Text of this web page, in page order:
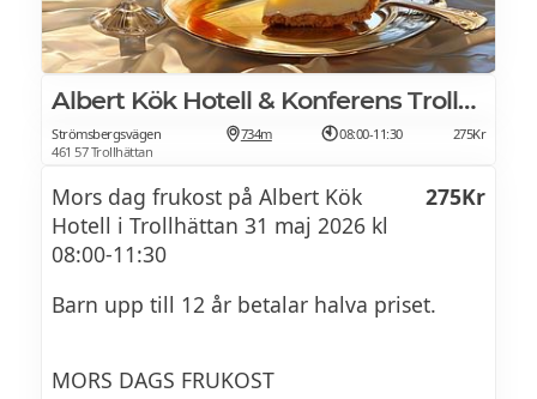
Albert Kök Hotell & Konferens Trollhättan
Strömsbergsvägen
461 57 Trollhättan
734m 08:00-11:30 275Kr
Mors dag frukost på Albert Kök
Hotell i Trollhättan 31 maj 2026 kl
08:00-11:30
275Kr
Barn upp till 12 år betalar halva priset.
MORS DAGS FRUKOST